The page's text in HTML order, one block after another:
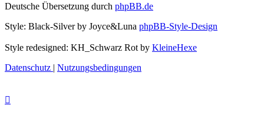
Deutsche Übersetzung durch phpBB.de
Style: Black-Silver by Joyce&Luna phpBB-Style-Design
Style redesigned: KH_Schwarz Rot by KleineHexe
Datenschutz | Nutzungsbedingungen